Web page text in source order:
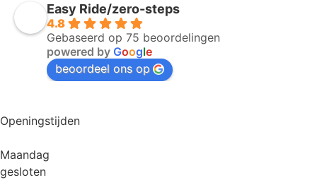
Easy Ride/zero-steps
4.8
Gebaseerd op 75 beoordelingen
powered by Google
beoordeel ons op
Openingstijden
Maandag
gesloten